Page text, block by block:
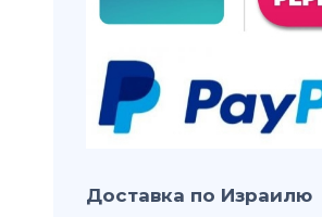
Доставка по Израилю